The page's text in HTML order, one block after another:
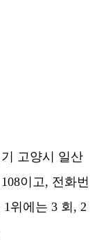
고양시 일산
이고, 전화번
1위에는 3 회, 2